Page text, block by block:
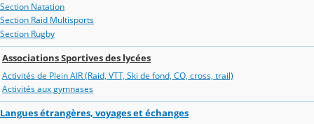
Section Natation
Section Raid Multisports
Section Rugby
Associations Sportives des lycées
Activités de Plein AIR (Raid, VTT, Ski de fond, CO, cross, trail)
Activités aux gymnases
Langues étrangères, voyages et échanges